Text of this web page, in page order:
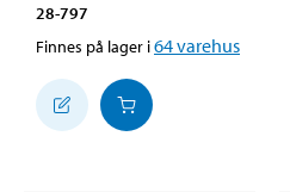
28-797
Finnes på lager i64varehus